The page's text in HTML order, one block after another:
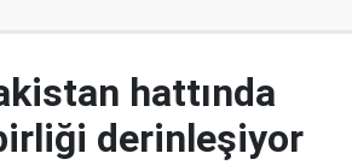
hattında
derinleşiyor